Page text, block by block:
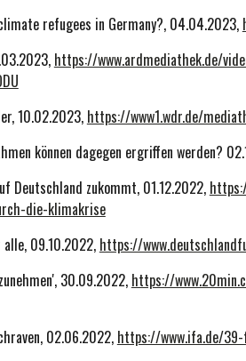
refugees in Germany?, 04.04.2023,
https://www.ardmediathek.de/
10.02.2023, https://www1.wdr.de/
können dagegen ergriffen werden?
Deutschland zukommt, 01.12.2022,
die-klimakrise
09.10.2022, https://
30.09.2022, https://
02.06.2022, https://www.ifa.de/